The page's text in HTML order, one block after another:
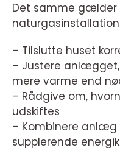
Det samme
– Tilslutte huset
– Justere
mere varme end
– Rådgive om,
udskiftes
– Kombinere
supplerende